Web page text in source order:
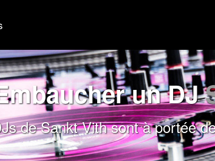
un DJ
de Sankt Vith sont à portée